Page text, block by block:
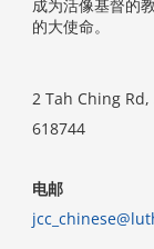
成为活像基督的
的大使命。
2 Tah Ching
618744
电邮